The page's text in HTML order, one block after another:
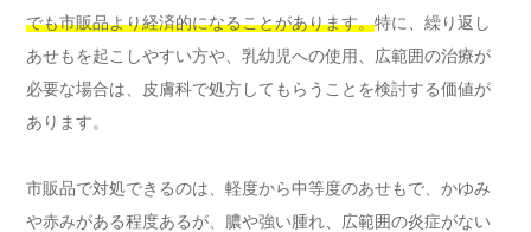
でも市販品より経済的になることがあります。特に、繰り返し
あせもを起こしやすい方や、乳幼児への使用、広範囲の治療が
必要な場合は、皮膚科で処方してもらうことを検討する価値が
あります。
市販品で対処できるのは、軽度から中等度のあせもで、かゆみ
や赤みがある程度あるが、膿や強い腫れ、広範囲の炎症がない